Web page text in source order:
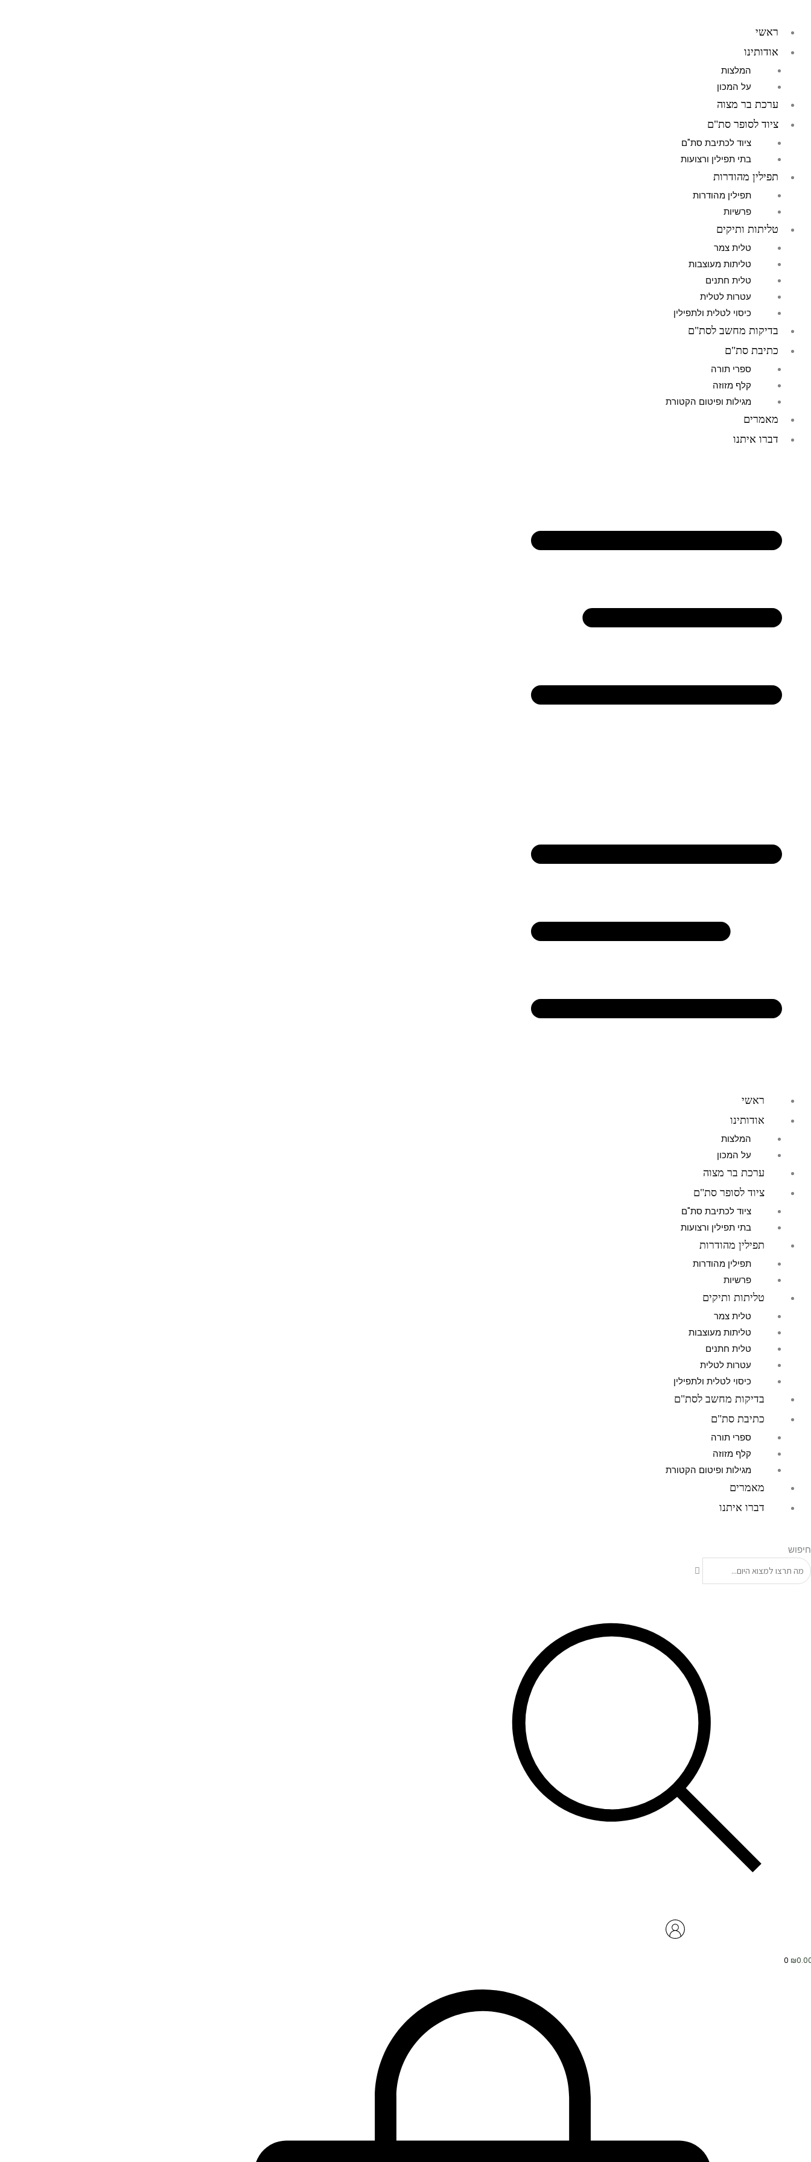
ראשי
אודותינו
המלצות
על המכון
ערכת בר מצוה
ציוד לסופר סת"ם
ציוד לכתיבת סת"ם
בתי תפילין ורצועות
תפילין מהודרות
תפילין מהודרות
פרשיות
טליתות ותיקים
טלית צמר
טליתות מעוצבות
טלית חתנים
עטרות לטלית
כיסוי לטלית ולתפילין
בדיקות מחשב לסת"ם
כתיבת סת"ם
ספרי תורה
קלף מזוזה
מגילות ופיטום הקטורת
מאמרים
דברו איתנו
ראשי
אודותינו
המלצות
על המכון
ערכת בר מצוה
ציוד לסופר סת"ם
ציוד לכתיבת סת"ם
בתי תפילין ורצועות
תפילין מהודרות
תפילין מהודרות
פרשיות
טליתות ותיקים
טלית צמר
טליתות מעוצבות
טלית חתנים
עטרות לטלית
כיסוי לטלית ולתפילין
בדיקות מחשב לסת"ם
כתיבת סת"ם
ספרי תורה
קלף מזוזה
מגילות ופיטום הקטורת
מאמרים
דברו איתנו
חיפוש
₪
0